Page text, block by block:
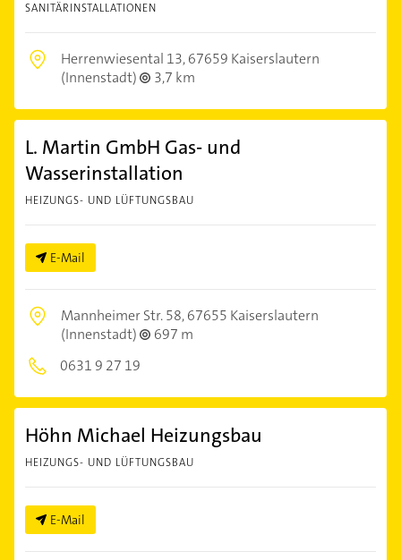
SANITÄRINSTALLATIONEN
Herrenwiesental 13,67659 Kaiserslautern
(Innenstadt)
3,7 km
L. Martin GmbH Gas- und
Wasserinstallation
HEIZUNGS- UND LÜFTUNGSBAU
E-Mail
Mannheimer Str. 58,67655 Kaiserslautern
(Innenstadt)
697 m
0631 9 27 19
Höhn Michael Heizungsbau
HEIZUNGS- UND LÜFTUNGSBAU
E-Mail